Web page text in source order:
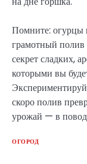
Помните: огурцы
грамотный полив
секрет сладких,
которыми вы
скоро полив
урожай — в повод
ОГОРОД